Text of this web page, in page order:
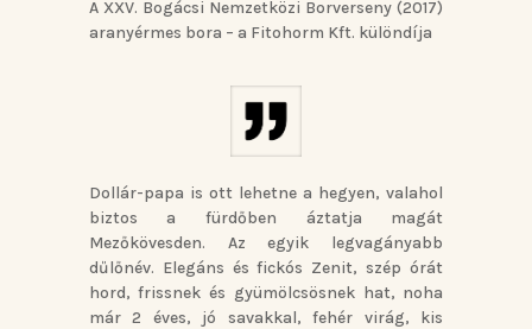
A XXV. Bogácsi Nemzetközi Borverseny (2017)
aranyérmes bora – a Fitohorm Kft. különdíja
Dollár-papa is ott lehetne a hegyen, valahol
biztos a fürdőben áztatja magát
Mezőkövesden. Az egyik legvagányabb
dűlőnév. Elegáns és fickós Zenit, szép órát
hord, frissnek és gyümölcsösnek hat, noha
már 2 éves, jó savakkal, fehér virág, kis